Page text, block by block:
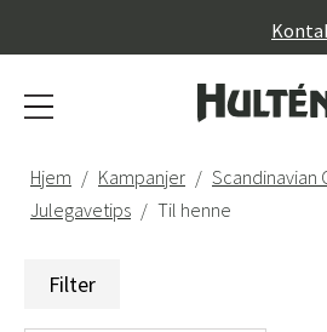
Hjem Kampanjer
Scandinavian
Julegavetips
Til henne
Filter